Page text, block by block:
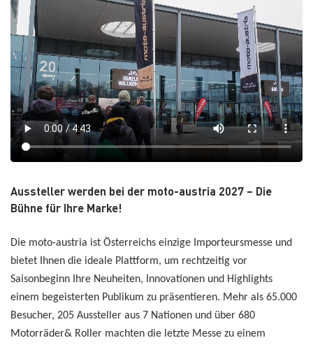
Aussteller werden bei der moto-austria 2027 – Die
Bühne für Ihre Marke!
Die moto-austria ist Österreichs einzige Importeursmesse und
bietet Ihnen die ideale Plattform, um rechtzeitig vor
Saisonbeginn Ihre Neuheiten, Innovationen und Highlights
einem begeisterten Publikum zu präsentieren. Mehr als 65.000
Besucher, 205 Aussteller aus 7 Nationen und über 680
Motorräder& Roller machten die letzte Messe zu einem